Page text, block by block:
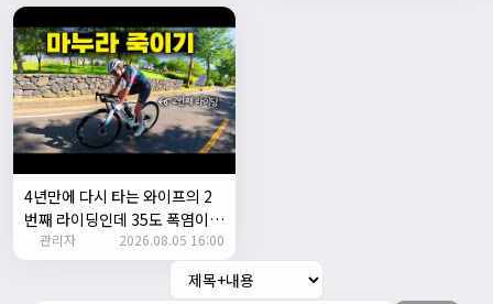
2/14/2025
서준22:03:11
저 첫 로드로 힉스 바버비 살려하는데 괜찮나요?
2/16/2025
자출조아15:14:23
시즌온 하신 분들 모두 안라하세요~~
시즌온이랑 안라가 몬가요?
진우01:50:08
시즌온은 시즌이 시작됬다는거고 안라는 안전한 라이딩으로
4년만에 다시 타는 와이프의 2
번째 라이딩인데 35도 폭염이라
고? 과연 30키로를 쫒아올수 있
을까?
관리자 2026.08.05 16:00